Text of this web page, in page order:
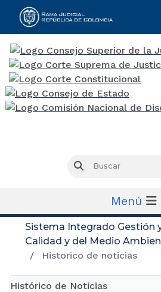
Buscar
Menú
Sistema Integrado Gestión
Calidad y del Medio
Historico de noticias
Histórico de Noticias